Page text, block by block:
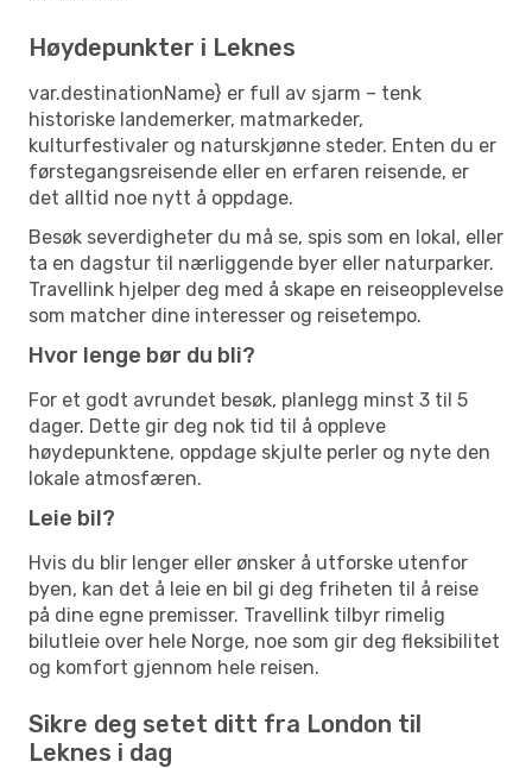
Høydepunkter i Leknes
var.destinationName} er full av sjarm – tenk
historiske landemerker, matmarkeder,
kulturfestivaler og naturskjønne steder. Enten du er
førstegangsreisende eller en erfaren reisende, er
det alltid noe nytt å oppdage.
Besøk severdigheter du må se, spis som en lokal, eller
ta en dagstur til nærliggende byer eller naturparker.
Travellink hjelper deg med å skape en reiseopplevelse
som matcher dine interesser og reisetempo.
Hvor lenge bør du bli?
For et godt avrundet besøk, planlegg minst 3 til 5
dager. Dette gir deg nok tid til å oppleve
høydepunktene, oppdage skjulte perler og nyte den
lokale atmosfæren.
Leie bil?
Hvis du blir lenger eller ønsker å utforske utenfor
byen, kan det å leie en bil gi deg friheten til å reise
på dine egne premisser. Travellink tilbyr rimelig
bilutleie over hele Norge, noe som gir deg fleksibilitet
og komfort gjennom hele reisen.
Sikre deg setet ditt fra London til
Leknes i dag